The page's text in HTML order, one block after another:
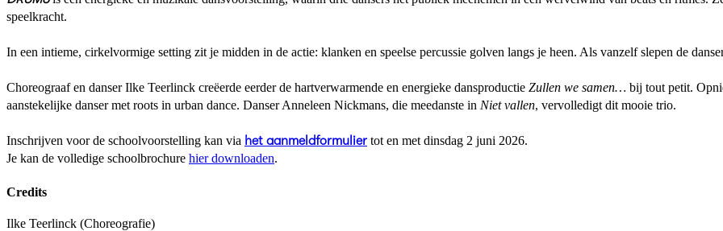
speelkracht.
In een intieme, cirkelvormige setting zit je midden in de actie: klanken en speelse percussie golven langs je heen. Als vanzelf slepen de
Choreograaf en danser Ilke Teerlinck creëerde eerder de hartverwarmende en energieke dansproductie Zullen we samen… bij tout petit.
aanstekelijke danser met roots in urban dance. Danser Anneleen Nickmans, die meedanste in Niet vallen, vervolledigt dit mooie trio.
Inschrijven voor de schoolvoorstelling kan via het aanmeldformulier tot en met dinsdag 2 juni 2026.
Je kan de volledige schoolbrochure hier downloaden.
Credits
Ilke Teerlinck (Choreografie)